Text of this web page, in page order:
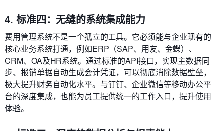
4. 标准四：无缝的系统集成能力
费用管理系统不是一个孤立的工具。它必须能与企业现有的
核心业务系统打通，例如ERP（SAP、用友、金蝶）、
CRM、OA及HR系统。通过标准的API接口，实现主数据同
步、报销单据自动生成会计凭证，可以彻底消除数据壁垒，
极大提升财务自动化水平。与钉钉、企业微信等移动办公平
台的深度集成，也能为员工提供统一的工作入口，提升使用
体验。